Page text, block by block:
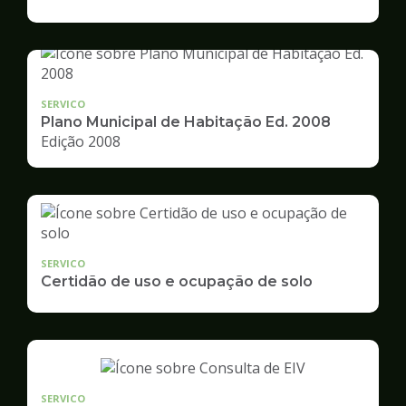
Desenvolvimento
Urbano
SERVICO
Plano Municipal de Habitação Ed. 2008
Edição 2008
SERVICO
Certidão de uso e ocupação de solo
SERVICO